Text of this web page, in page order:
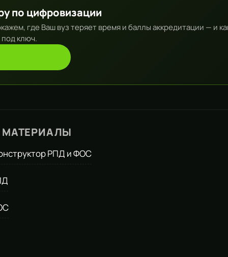
по цифровизации
где Ваш вуз теряет время и баллы аккредитации — и
под ключ.
РПД и ФОС